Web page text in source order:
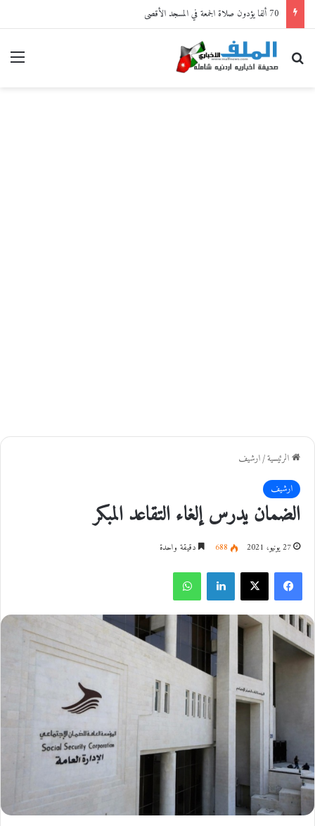
70 ألفا يؤدون صلاة الجمعة في المسجد الأقصى
بحث عن
الرئيسية/ارشيف
ارشيف
الضمان يدرس إلغاء التقاعد المبكر
27 يونيو، 2021 688 دقيقة واحدة
فيسبوك